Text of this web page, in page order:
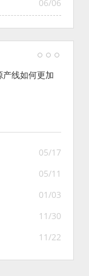
06/06
产线如何更加
05/17
05/11
01/03
11/30
11/22